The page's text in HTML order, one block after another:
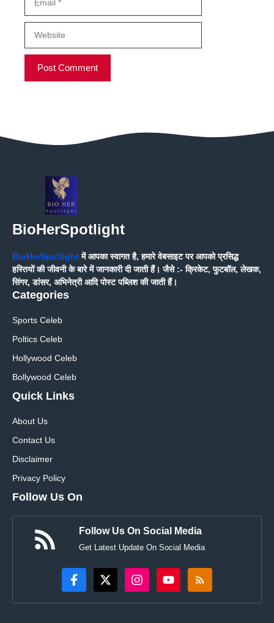
BioHerSpotlight
BioHerSpotlightमें आपका स्वागत है, हमारे वेबसाइट पर आपको प्रसिद्ध
हस्तियों की जीवनी के बारे में जानकारी दी जाती हैं। जैसे :- क्रिकेट, फुटबॉल, लेखक,
सिंगर, डांसर, अभिनेत्री आदि पोस्ट पब्लिश की जाती हैं।
Categories
Sports Celeb
Poltics Celeb
Hollywood Celeb
Bollywood Celeb
Quick Links
About Us
Contact Us
Disclaimer
Privacy Policy
Follow Us On
Follow Us On Social Media
Get Latest Update On Social Media